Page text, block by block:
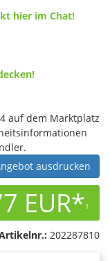
hier im Chat!
auf dem Marktplatz
ausdrucken
EUR*1
202287810